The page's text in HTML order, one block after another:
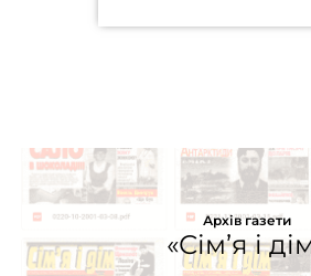
Архів газети
«Сім’я і